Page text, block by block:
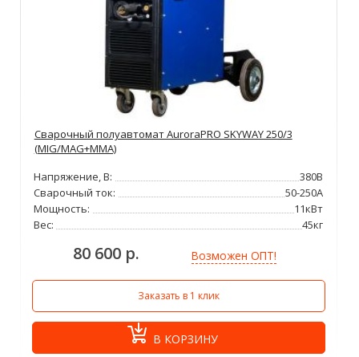
Cварочный полуавтомат AuroraPRO SKYWAY 250/3
(MIG/MAG+MMA)
Напряжение, В:
380В
Сварочный ток:
50-250А
Мощность:
11кВт
Вес:
45кг
80 600 р. Возможен ОПТ!
Заказать в 1 клик
В КОРЗИНУ